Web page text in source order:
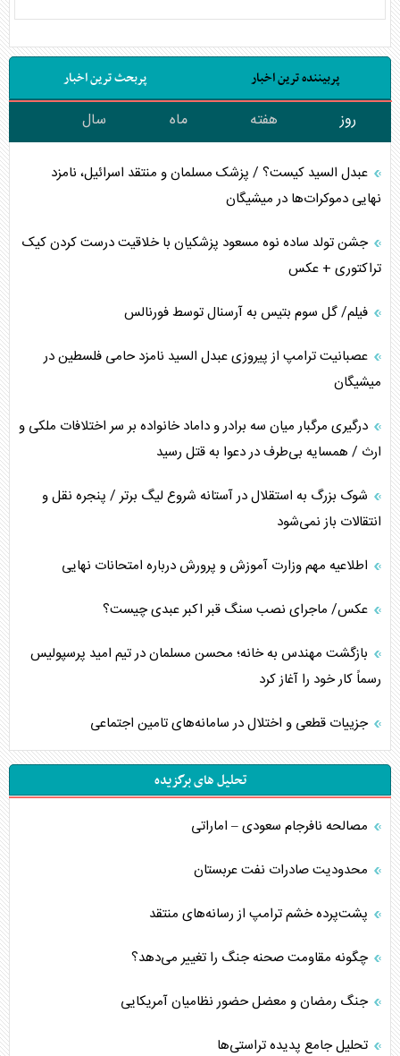
پربیننده ترین اخبار پربحث ترین اخبار
روز هفته ماه سال
عبدل السید کیست؟ / پزشک مسلمان و منتقد اسرائیل، نامزد
نهایی دموکرات‌ها در میشیگان
جشن تولد ساده نوه مسعود پزشکیان با خلاقیت درست کردن کیک
تراکتوری + عکس
فیلم/ گل سوم بتیس به آرسنال توسط فورنالس
عصبانیت ترامپ از پیروزی عبدل السید نامزد حامی فلسطین در
میشیگان
درگیری مرگبار میان سه برادر و داماد خانواده بر سر اختلافات ملکی و
ارث / همسایه بی‌طرف در دعوا به قتل رسید
شوک بزرگ به استقلال در آستانه شروع لیگ برتر / پنجره نقل و
انتقالات باز نمی‌شود
اطلاعیه مهم وزارت آموزش و پرورش درباره امتحانات نهایی
عکس/ ماجرای نصب سنگ قبر اکبر عبدی چیست؟
بازگشت مهندس به خانه؛ محسن مسلمان در تیم امید پرسپولیس
رسماً کار خود را آغاز کرد
جزییات قطعی و اختلال در سامانه‌های تامین اجتماعی
تحلیل های برگزیده
مصالحه نافرجام سعودی – اماراتی
محدودیت صادرات نفت عربستان
پشت‌پرده خشم ترامپ از رسانه‌های منتقد
چگونه مقاومت صحنه جنگ را تغییر می‌دهد؟
جنگ رمضان و معضل حضور نظامیان آمریکایی
تحلیل جامع پدیده تراستی‌ها